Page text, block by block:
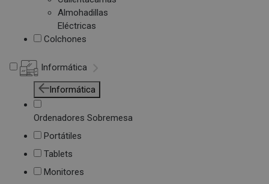
Almohadillas
Eléctricas
Colchones
Informática
Informática
Ordenadores Sobremesa
Portátiles
Tablets
Monitores